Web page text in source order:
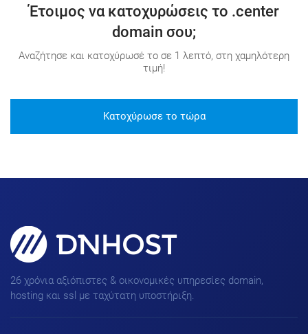
Έτοιμος να κατοχυρώσεις το .center
domain σου;
Αναζήτησε και κατοχύρωσέ το σε 1 λεπτό, στη χαμηλότερη
τιμή!
Κατοχύρωσε το τώρα
Domains, Hosting & SSL για
πετυχημένα Websites!
26 χρόνια αξιόπιστες & οικονομικές υπηρεσίες domain,
hosting και ssl με ταχύτατη υποστήριξη.